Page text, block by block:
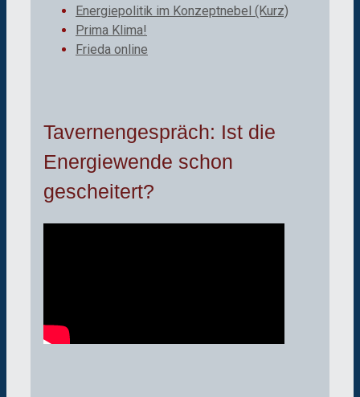
Energiepolitik im Konzeptnebel (Kurz)
Prima Klima!
Frieda online
Tavernengespräch: Ist die
Energiewende schon
gescheitert?